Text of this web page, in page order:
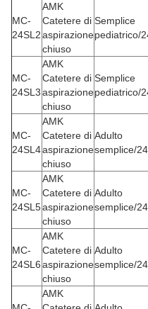
MC-
24SL2
AMK
Catetere di
aspirazione
chiuso
Semplice
pediatrico/
MC-
24SL3
AMK
Catetere di
aspirazione
chiuso
Semplice
pediatrico/
MC-
24SL4
AMK
Catetere di
aspirazione
chiuso
Adulto
semplice/
MC-
24SL5
AMK
Catetere di
aspirazione
chiuso
Adulto
semplice/
MC-
24SL6
AMK
Catetere di
aspirazione
chiuso
Adulto
semplice/
AMK